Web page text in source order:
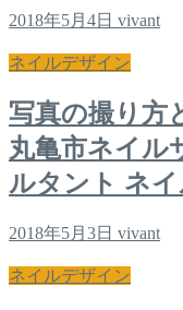
2018年5月4日 vivant
ネイルデザイン
写真の撮り方
丸亀市ネイル
ルタント ネ
2018年5月3日 vivant
ネイルデザイン